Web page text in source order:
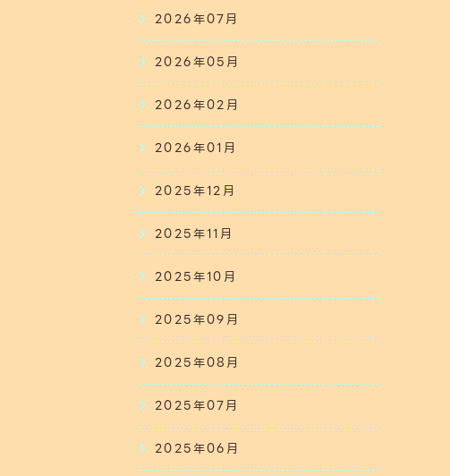
2026年07月
2026年05月
2026年02月
2026年01月
2025年12月
2025年11月
2025年10月
2025年09月
2025年08月
2025年07月
2025年06月